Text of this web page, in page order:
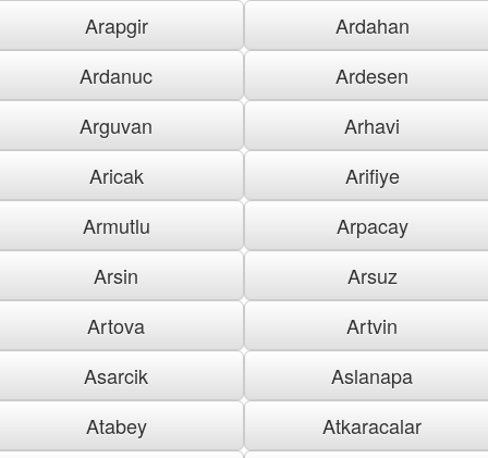
Arapgir
Ardahan
Ardanuc
Ardesen
Arguvan
Arhavi
Aricak
Arifiye
Armutlu
Arpacay
Arsin
Arsuz
Artova
Artvin
Asarcik
Aslanapa
Atabey
Atkaracalar